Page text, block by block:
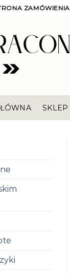
ZAMÓWIENIA
SKLEP